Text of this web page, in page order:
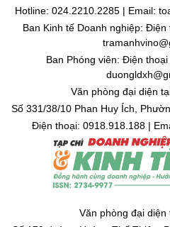
Hotline: 024.2210.2285 | Email:
Ban Kinh tế Doanh nghiệp:
Ban Phóng viên: Điện
Văn phòng đại diện
Số 331/38/10 Phan Huy Ích,
Điện thoại: 0918.918.188 |
Văn phòng đại